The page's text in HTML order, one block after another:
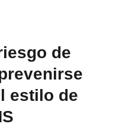
de
estilo de